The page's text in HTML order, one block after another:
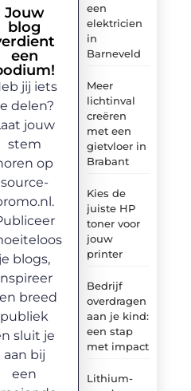
een
elektricien
in
Barneveld
Meer
lichtinval
creëren
met een
gietvloer in
Brabant
Kies de
juiste HP
toner voor
jouw
printer
Bedrijf
overdragen
aan je kind:
een stap
met impact
Lithium-
Jouw
blog
een
jij iets
delen?
jouw
stem
op
source-
je blogs,
breed
publiek
sluit je
aan bij
een